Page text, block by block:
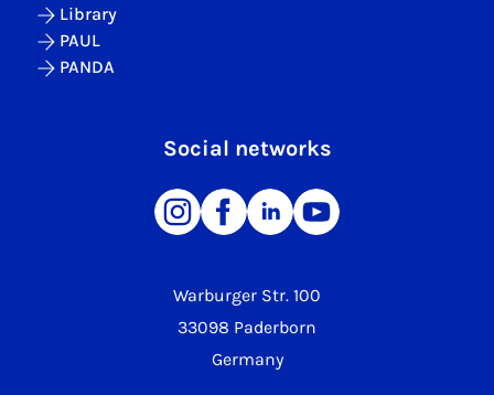
Warburger Str. 100
33098 Paderborn
Germany
Library
PAUL
PANDA
Social networks